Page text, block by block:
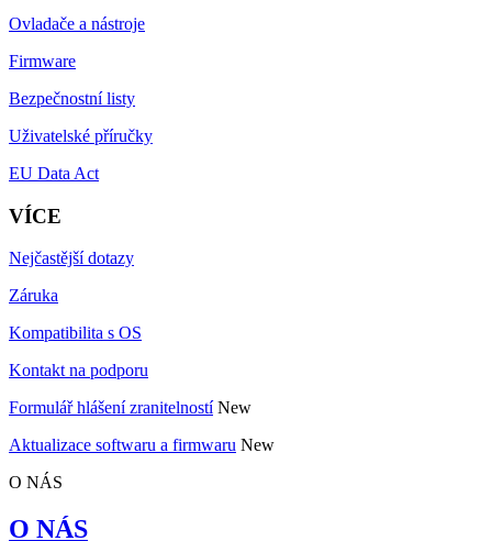
Ovladače a nástroje
Firmware
Bezpečnostní listy
Uživatelské příručky
EU Data Act
VÍCE
Nejčastější dotazy
Záruka
Kompatibilita s OS
Kontakt na podporu
Formulář hlášení zranitelností New
Aktualizace softwaru a firmwaru New
O NÁS
O NÁS